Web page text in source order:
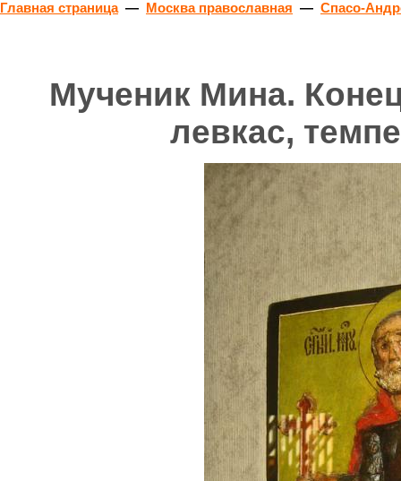
Главная страница— Москва православная — Спасо-
Мученик Мина.
левкас,